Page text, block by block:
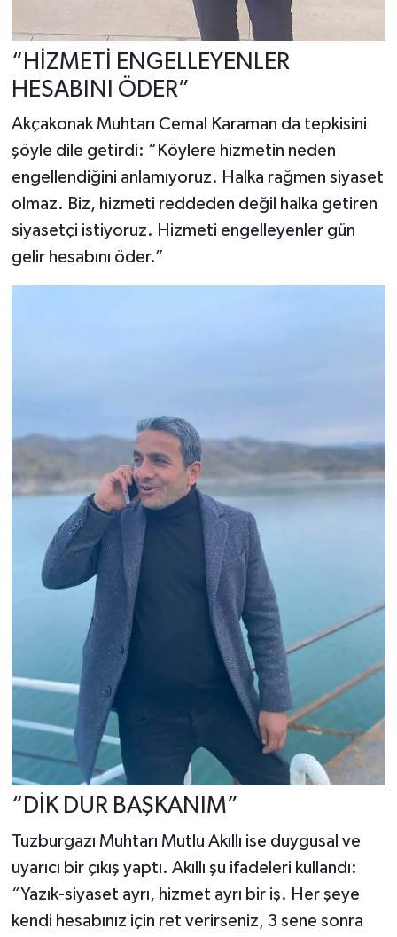
“HİZMETİ ENGELLEYENLER
HESABINI ÖDER”
Akçakonak Muhtarı Cemal Karaman da tepkisini
şöyle dile getirdi: “Köylere hizmetin neden
engellendiğini anlamıyoruz. Halka rağmen siyaset
olmaz. Biz, hizmeti reddeden değil halka getiren
siyasetçi istiyoruz. Hizmeti engelleyenler gün
gelir hesabını öder.”
“DİK DUR BAŞKANIM”
Tuzburgazı Muhtarı Mutlu Akıllı ise duygusal ve
uyarıcı bir çıkış yaptı. Akıllı şu ifadeleri kullandı:
“Yazık-siyaset ayrı, hizmet ayrı bir iş. Her şeye
kendi hesabınız için ret verirseniz, 3 sene sonra